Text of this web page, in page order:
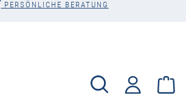
PERSÖNLICHE BERATUNG